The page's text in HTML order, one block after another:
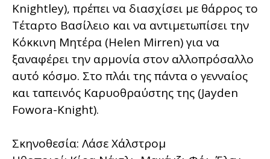
Knightley), πρέπει να διασχίσει με θάρρος το
Τέταρτο Βασίλειο και να αντιμετωπίσει την
Κόκκινη Μητέρα (Helen Mirren) για να
ξαναφέρει την αρμονία στον αλλοπρόσαλλο
αυτό κόσμο. Στο πλάι της πάντα ο γενναίος
και ταπεινός Καρυοθραύστης της (Jayden
Fowora-Knight).
Σκηνοθεσία: Λάσε Χάλστρομ